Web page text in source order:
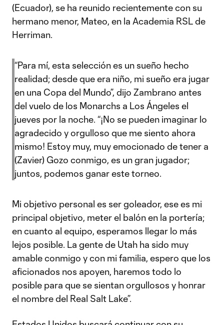
(Ecuador), se ha reunido recientemente con su
hermano menor, Mateo, en la Academia RSL de
Herriman.
“Para mí, esta selección es un sueño hecho
realidad; desde que era niño, mi sueño era jugar
en una Copa del Mundo”, dijo Zambrano antes
del vuelo de los Monarchs a Los Ángeles el
jueves por la noche. “¡No se pueden imaginar lo
agradecido y orgulloso que me siento ahora
mismo! Estoy muy, muy emocionado de tener a
(Zavier) Gozo conmigo, es un gran jugador;
juntos, podemos ganar este torneo.
Mi objetivo personal es ser goleador, ese es mi
principal objetivo, meter el balón en la portería;
en cuanto al equipo, esperamos llegar lo más
lejos posible. La gente de Utah ha sido muy
amable conmigo y con mi familia, espero que los
aficionados nos apoyen, haremos todo lo
posible para que se sientan orgullosos y honrar
el nombre del Real Salt Lake”.